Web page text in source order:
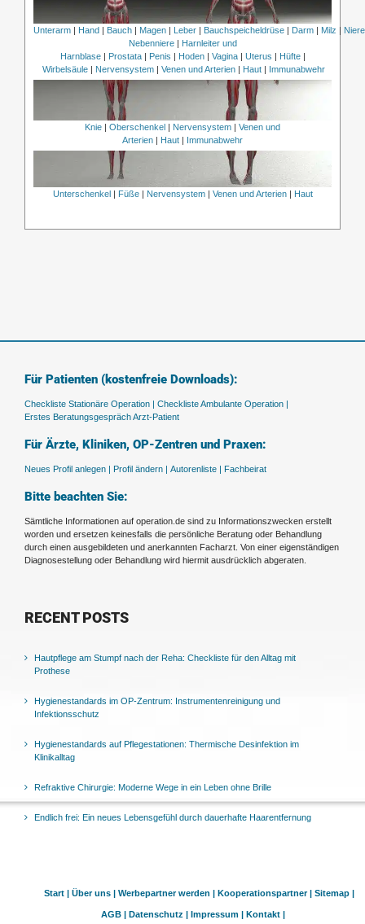
Unterarm| Hand| Bauch| Magen| Leber| Bauchspeicheldrüse| Darm| Milz |
Nebenniere| Harnleiter und
Harnblase| Prostata| Penis | Hoden| Vagina| Uterus | Hüfte|
Wirbelsäule | Nervensystem | Venen und Arterien | Haut | Immunabwehr
Knie Oberschenkel Nervensystem
Venen und
Arterien
Haut Immunabwehr
Unterschenkel Füße| Nervensystem| Venen und Arterien| Haut
Für Patienten (kostenfreie Downloads):
Checkliste Stationäre Operation | Checkliste Ambulante Operation |
Erstes Beratungsgespräch Arzt-Patient
Für Ärzte, Kliniken, OP-Zentren und Praxen:
Neues Profil anlegen | Profil ändern | Autorenliste | Fachbeirat
Bitte beachten Sie:
Sämtliche Informationen auf operation.de sind zu Informationszwecken erstellt
worden und ersetzen keinesfalls die persönliche Beratung oder Behandlung
durch einen ausgebildeten und anerkannten Facharzt. Von einer eigenständigen
Diagnosestellung oder Behandlung wird hiermit ausdrücklich abgeraten.
RECENT POSTS
Hautpflege am Stumpf nach der Reha: Checkliste für den Alltag mit
Prothese
Hygienestandards im OP-Zentrum: Instrumentenreinigung und
Infektionsschutz
Hygienestandards auf Pflegestationen: Thermische Desinfektion im
Klinikalltag
Refraktive Chirurgie: Moderne Wege in ein Leben ohne Brille
Endlich frei: Ein neues Lebensgefühl durch dauerhafte Haarentfernung
Start | Über uns | Werbepartner werden | Kooperationspartner | Sitemap |
AGB | Datenschutz | Impressum | Kontakt |